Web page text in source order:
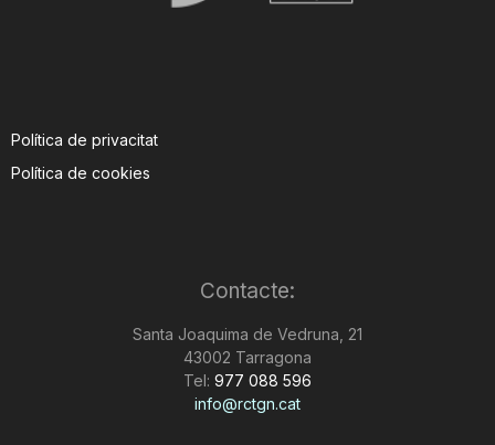
Política de privacitat
Política de cookies
Contacte:
Santa Joaquima de Vedruna, 21
43002 Tarragona
Tel: 977 088 596
info@rctgn.cat